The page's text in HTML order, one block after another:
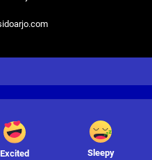
Excited Sleepy